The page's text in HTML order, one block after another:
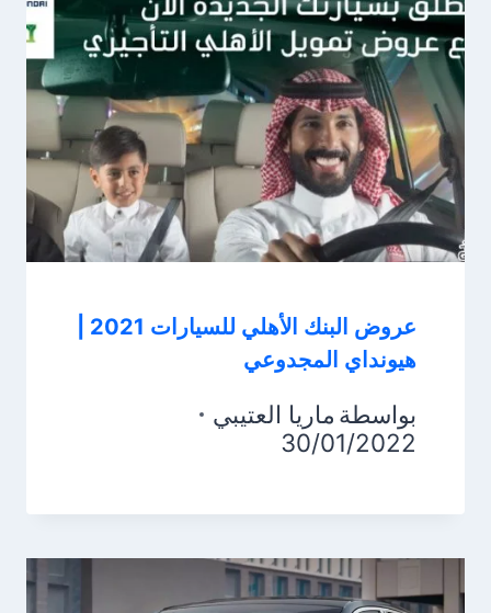
هيونداي المجدوعي
بواسطة ماريا العتيبي
30/01/2022